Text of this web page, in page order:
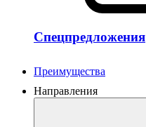
Спецпредложения
Преимущества
Направления